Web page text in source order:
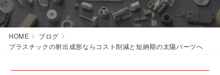
HOME
ブログ
プラスチックの射出成形ならコスト削減と短納期の太陽パーツへ